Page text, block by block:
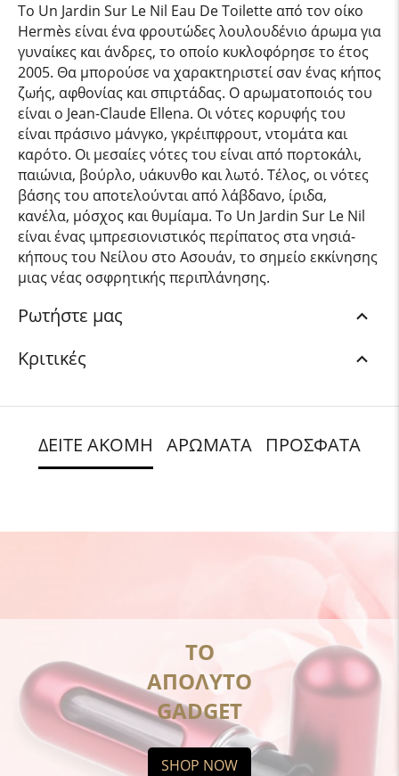
Το Un Jardin Sur Le Nil Eau De Toilette από τον οίκο
Hermès είναι ένα φρουτώδες λουλουδένιο άρωμα για
γυναίκες και άνδρες, το οποίο κυκλοφόρησε το έτος
2005. Θα μπορούσε να χαρακτηριστεί σαν ένας κήπος
ζωής, αφθονίας και σπιρτάδας. Ο αρωματοποιός του
είναι ο Jean-Claude Ellena. Οι νότες κορυφής του
είναι πράσινο μάνγκο, γκρέιπφρουτ, ντομάτα και
καρότο. Οι μεσαίες νότες του είναι από πορτοκάλι,
παιώνια, βούρλο, υάκυνθο και λωτό. Τέλος, οι νότες
βάσης του αποτελούνται από λάβδανο, ίριδα,
κανέλα, μόσχος και θυμίαμα. Το Un Jardin Sur Le Nil
είναι ένας ιμπρεσιονιστικός περίπατος στα νησιά-
κήπους του Νείλου στο Ασουάν, το σημείο εκκίνησης
μιας νέας οσφρητικής περιπλάνησης.
Ρωτήστε μας
Κριτικές
ΔΕΙΤΕ ΑΚΟΜΗ ΑΡΩΜΑΤΑ ΠΡΟΣΦΑΤΑ
ΤΟ
ΑΠΟΛΥΤΟ
GADGET
SHOP NOW